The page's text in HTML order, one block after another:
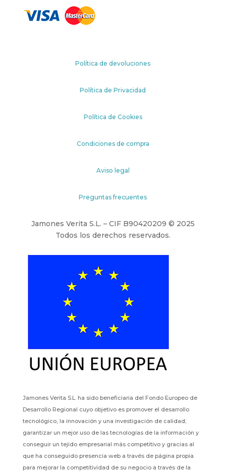
Política de devoluciones
Política de Privacidad
Política de Cookies
Condiciones de compra
Aviso legal
Preguntas frecuentes
Jamones Verita S.L. – CIF B90420209 © 2025
Todos los derechos reservados.
Jamones Verita S.L. ha sido beneficiaria del Fondo Europeo de
Desarrollo Regional cuyo objetivo es promover el desarrollo
tecnológico, la innovación y una investigación de calidad;
garantizar un mejor uso de las tecnologías de la información y
conseguir un tejido empresarial más competitivo y gracias al
que ha conseguido presencia web a través de página propia
para mejorar la competitividad de su negocio a través de la